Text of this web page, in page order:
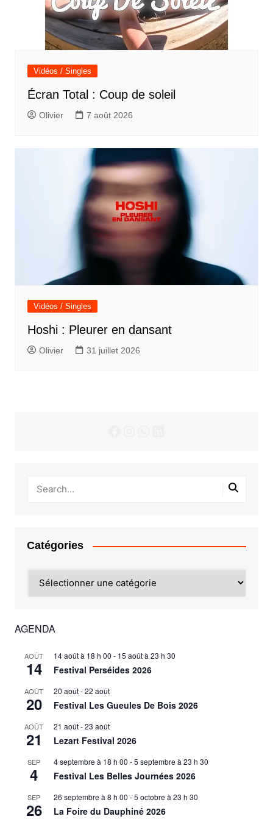
Vidéos / Singles
Écran Total : Coup de soleil
Olivier 7 août 2026
Vidéos / Singles
Hoshi : Pleurer en dansant
Olivier 31 juillet 2026
Catégories
AGENDA
AOÛT
14
14 août à 18 h 00 - 15 août à 23 h 30
Festival Perséides 2026
AOÛT
20
20 août-22 août
Festival Les Gueules De Bois 2026
AOÛT
21
21 août-23 août
Lezart Festival 2026
SEP
4
4 septembre à 18 h 00 -5 septembre à 23 h 30
Festival Les Belles Journées 2026
SEP
26
26 septembre à 8 h 00 -5 octobre à 23 h 30
La Foire du Dauphiné 2026